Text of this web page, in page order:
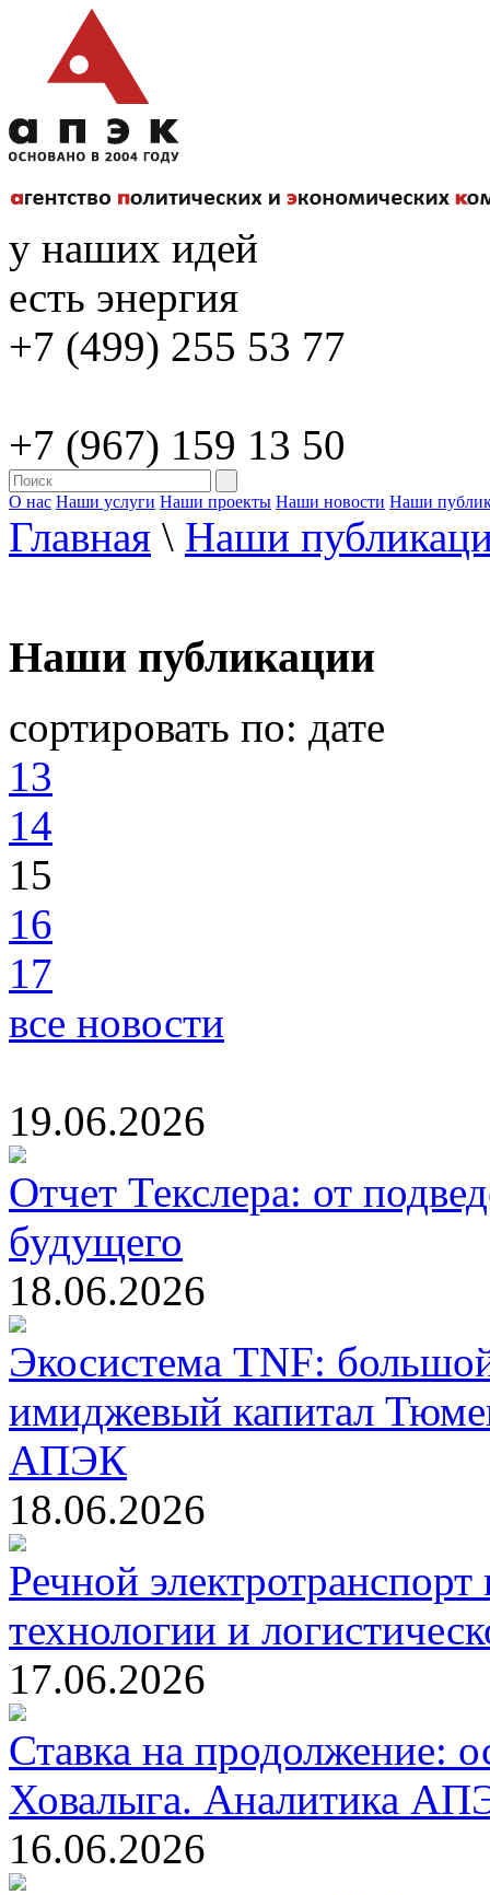
у наших идей
есть энергия
+7 (499) 255 53 77
+7 (967) 159 13 50
О нас Наши услуги Наши проекты Наши новости Наши
Главная \ Наши
Наши публикации
сортировать по: дате
13
14
15
16
17
все новости
19.06.2026
Отчет Текслера: от
будущего
18.06.2026
Экосистема TNF:
имиджевый капитал
АПЭК
18.06.2026
Речной
технологии и
17.06.2026
Ставка на продолжение:
Ховалыга. Аналитика
16.06.2026